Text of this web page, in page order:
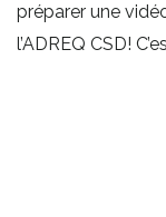
préparer une
l’ADREQ CSD!